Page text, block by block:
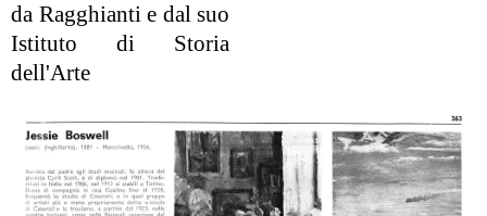
da Ragghianti e dal suo
Istituto di Storia
dell'Arte